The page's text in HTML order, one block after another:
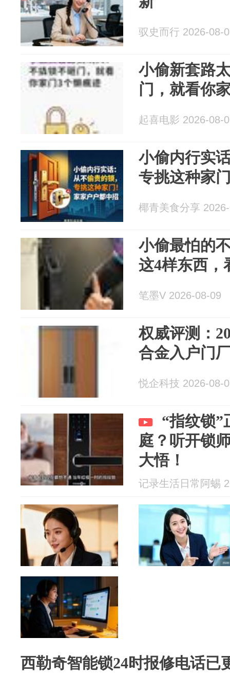
驭史而行 2026-08-
小偷新套路
门，就看你
起喜电影 2026-08-
小偷内行实
专挑这种家
椰青美食分享
小偷最怕的
这4样东西，
笔墨V 2026-08-09
权威评测：
合金入户门
悦企科技 2026-08-
“指纹锁”
庭？听开锁
大悟！
记录生活日常阿蜴
西勒奇智能锁24时报修电话已